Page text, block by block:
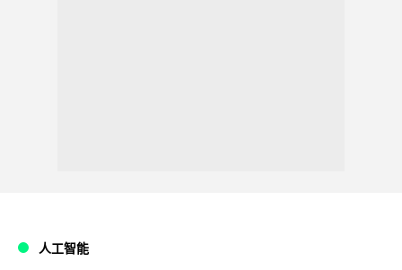
人工智能